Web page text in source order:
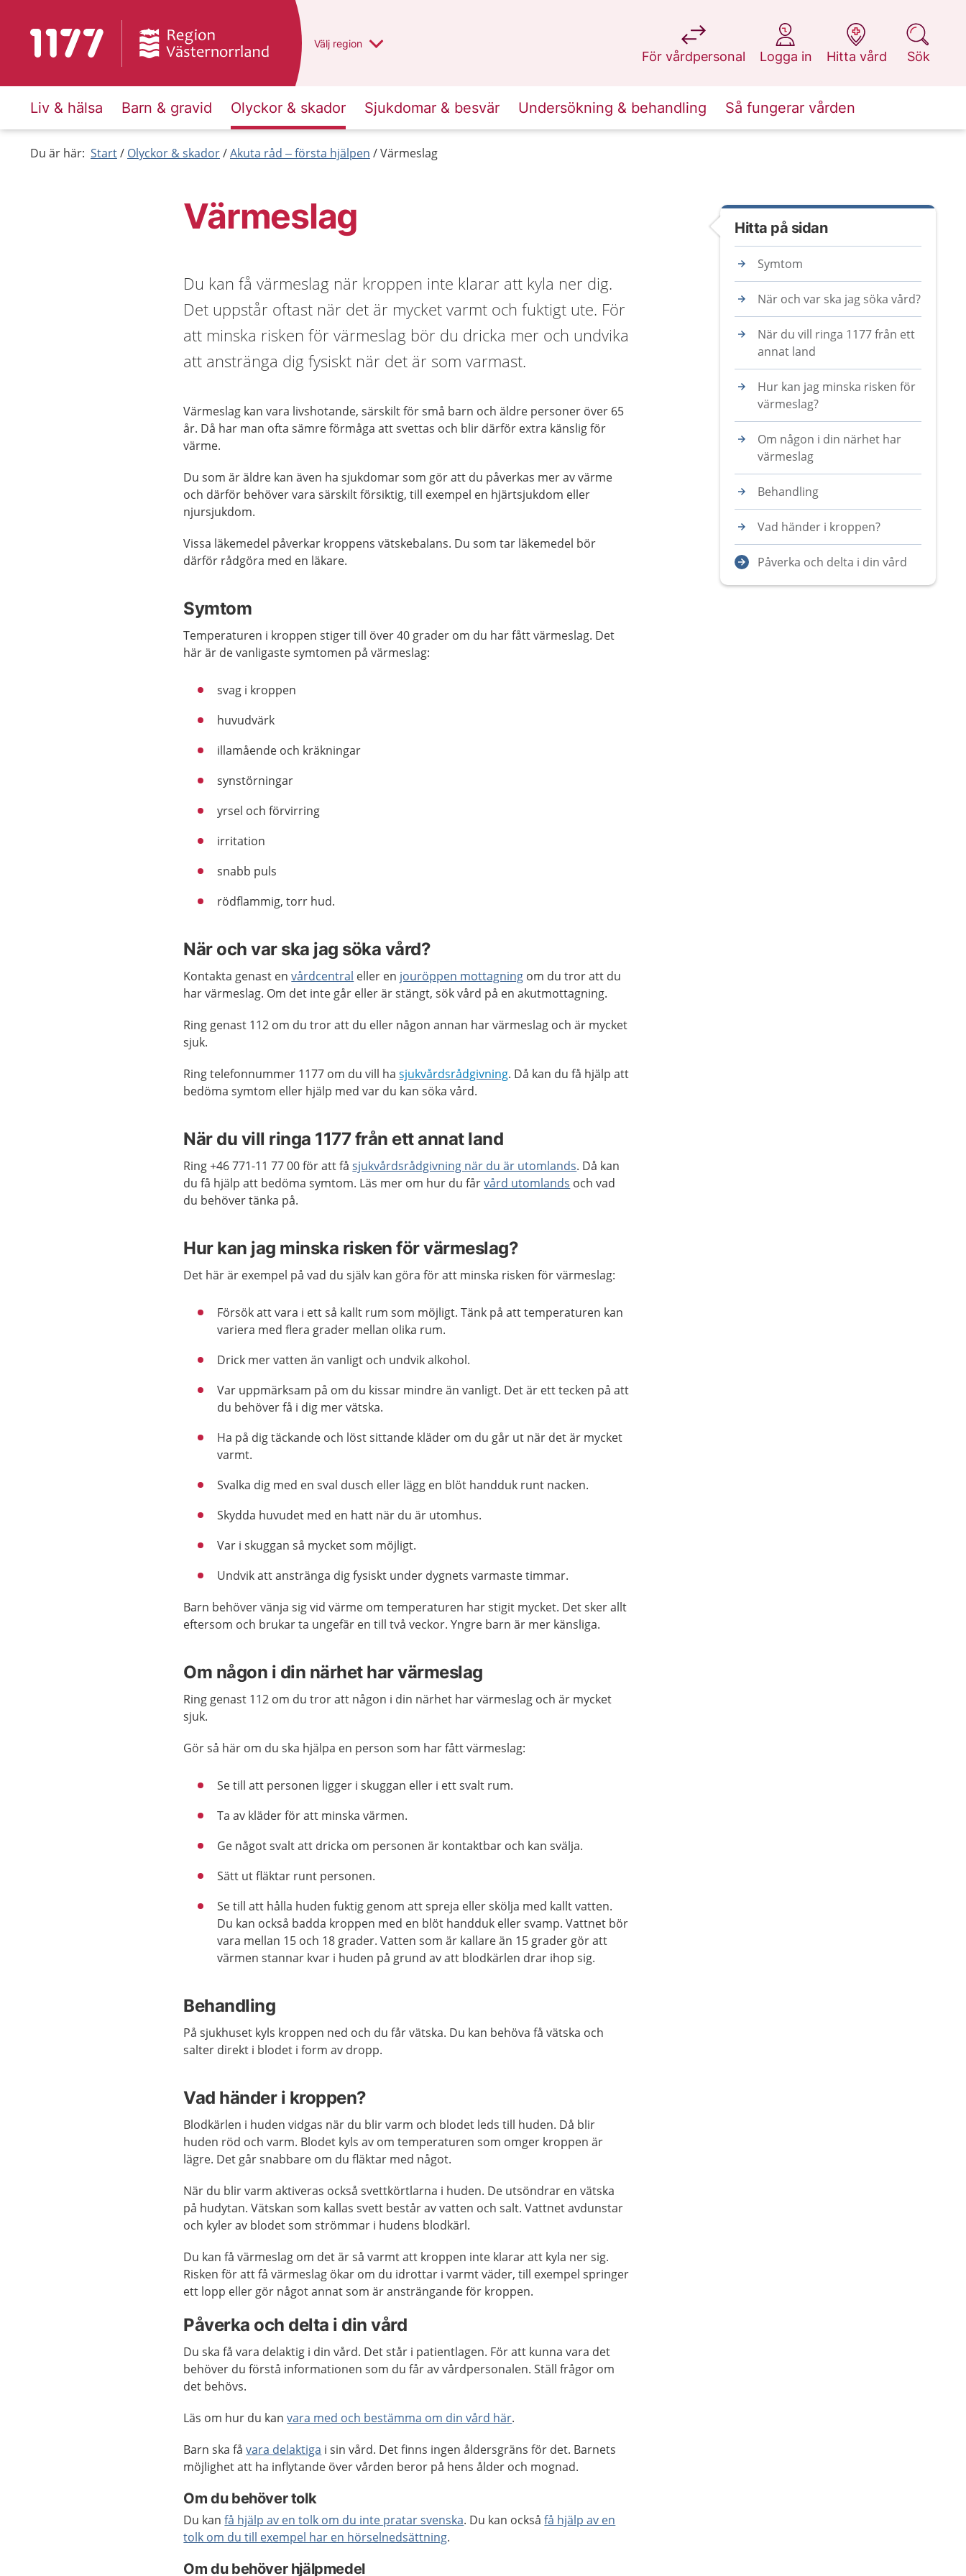
Till startsidan för 1177 Du har valt region
Välj en annan
region
För vårdpersonal
på 1177.se
Logga in
på 1177.se
Hitta vård
på 1177.se
Sök
på 1177.se
Liv & hälsa Barn & gravid Olyckor & skador Sjukdomar & besvär Undersökning & behandling Så fungerar vården
Du är här: Start Olyckor & skador Akuta råd – första hjälpen Värmeslag
Värmeslag
Du kan få värmeslag när kroppen inte klarar att kyla ner dig.
Det uppstår oftast när det är mycket varmt och fuktigt ute. För
att minska risken för värmeslag bör du dricka mer och undvika
att anstränga dig fysiskt när det är som varmast.
Värmeslag kan vara livshotande, särskilt för små barn och äldre personer över 65
år. Då har man ofta sämre förmåga att svettas och blir därför extra känslig för
värme.
Du som är äldre kan även ha sjukdomar som gör att du påverkas mer av värme
och därför behöver vara särskilt försiktig, till exempel en hjärtsjukdom eller
njursjukdom.
Vissa läkemedel påverkar kroppens vätskebalans. Du som tar läkemedel bör
därför rådgöra med en läkare.
Symtom
Temperaturen i kroppen stiger till över 40 grader om du har fått värmeslag. Det
här är de vanligaste symtomen på värmeslag:
svag i kroppen
huvudvärk
illamående och kräkningar
synstörningar
yrsel och förvirring
irritation
snabb puls
rödflammig, torr hud.
När och var ska jag söka vård?
Kontakta genast envårdcentral eller en jouröppen mottagning om du tror att du
har värmeslag. Om det inte går eller är stängt, sök vård på en akutmottagning.
Ring genast 112 om du tror att du eller någon annan har värmeslag och är mycket
sjuk.
Ring telefonnummer 1177 om du vill hasjukvårdsrådgivning. Då kan du få hjälp att
bedöma symtom eller hjälp med var du kan söka vård.
När du vill ringa 1177 från ett annat land
Ring +46 771-11 77 00 för att fåsjukvårdsrådgivning när du är utomlands. Då kan
du få hjälp att bedöma symtom. Läs mer om hur du fårvård utomlands och vad
du behöver tänka på.
Hur kan jag minska risken för värmeslag?
Det här är exempel på vad du själv kan göra för att minska risken för värmeslag:
Försök att vara i ett så kallt rum som möjligt. Tänk på att temperaturen kan
variera med flera grader mellan olika rum.
Drick mer vatten än vanligt och undvik alkohol.
Var uppmärksam på om du kissar mindre än vanligt. Det är ett tecken på att
du behöver få i dig mer vätska.
Ha på dig täckande och löst sittande kläder om du går ut när det är mycket
varmt.
Svalka dig med en sval dusch eller lägg en blöt handduk runt nacken.
Skydda huvudet med en hatt när du är utomhus.
Var i skuggan så mycket som möjligt.
Undvik att anstränga dig fysiskt under dygnets varmaste timmar.
Barn behöver vänja sig vid värme om temperaturen har stigit mycket. Det sker allt
eftersom och brukar ta ungefär en till två veckor. Yngre barn är mer känsliga.
Om någon i din närhet har värmeslag
Ring genast 112 om du tror att någon i din närhet har värmeslag och är mycket
sjuk.
Gör så här om du ska hjälpa en person som har fått värmeslag:
Se till att personen ligger i skuggan eller i ett svalt rum.
Ta av kläder för att minska värmen.
Ge något svalt att dricka om personen är kontaktbar och kan svälja.
Sätt ut fläktar runt personen.
Se till att hålla huden fuktig genom att spreja eller skölja med kallt vatten.
Du kan också badda kroppen med en blöt handduk eller svamp. Vattnet bör
vara mellan 15 och 18 grader. Vatten som är kallare än 15 grader gör att
värmen stannar kvar i huden på grund av att blodkärlen drar ihop sig.
Behandling
På sjukhuset kyls kroppen ned och du får vätska. Du kan behöva få vätska och
salter direkt i blodet i form av dropp.
Vad händer i kroppen?
Blodkärlen i huden vidgas när du blir varm och blodet leds till huden. Då blir
huden röd och varm. Blodet kyls av om temperaturen som omger kroppen är
lägre. Det går snabbare om du fläktar med något.
När du blir varm aktiveras också svettkörtlarna i huden. De utsöndrar en vätska
på hudytan. Vätskan som kallas svett består av vatten och salt. Vattnet avdunstar
och kyler av blodet som strömmar i hudens blodkärl.
Du kan få värmeslag om det är så varmt att kroppen inte klarar att kyla ner sig.
Risken för att få värmeslag ökar om du idrottar i varmt väder, till exempel springer
ett lopp eller gör något annat som är ansträngande för kroppen.
Påverka och delta i din vård
Du ska få vara delaktig i din vård. Det står i patientlagen. För att kunna vara det
behöver du förstå informationen som du får av vårdpersonalen. Ställ frågor om
det behövs.
Läs om hur du kanvara med och bestämma om din vård här.
Barn ska fåvara delaktiga i sin vård. Det finns ingen åldersgräns för det. Barnets
möjlighet att ha inflytande över vården beror på hens ålder och mognad.
Om du behöver tolk
Du kanfå hjälp av en tolk om du inte pratar svenska. Du kan ocksåfå hjälp av en
tolk om du till exempel har en hörselnedsättning.
Om du behöver hjälpmedel
Hitta på sidan
Symtom
När och var ska jag söka vård?
När du vill ringa 1177 från ett
annat land
Hur kan jag minska risken för
värmeslag?
Om någon i din närhet har
värmeslag
Behandling
Vad händer i kroppen?
Påverka och delta i din vård